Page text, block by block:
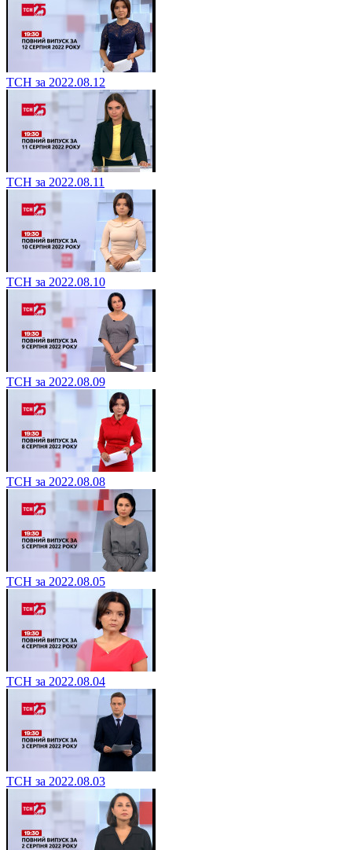
ТСН за 2022.08.12
ТСН за 2022.08.11
ТСН за 2022.08.10
ТСН за 2022.08.09
ТСН за 2022.08.08
ТСН за 2022.08.05
ТСН за 2022.08.04
ТСН за 2022.08.03